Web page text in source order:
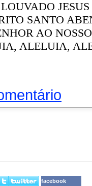
SANTO
AO
ALELUIA,
facebook